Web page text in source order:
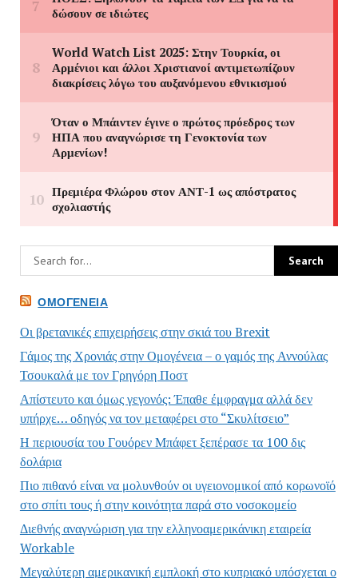
ΟΜΟΓΈΝΕΙΑ
Οι βρετανικές επιχειρήσεις στην σκιά του Brexit
Γάμος της Χρονιάς στην Ομογένεια – ο γαμός της Αννούλας
Τσουκαλά με τον Γρηγόρη Ποστ
Απίστευτο και όμως γεγονός: Έπαθε έμφραγμα αλλά δεν
υπήρχε… οδηγός να τον μεταφέρει στο “Σκυλίτσειο”
Η περιουσία του Γουόρεν Μπάφετ ξεπέρασε τα 100 δις
δολάρια
Πιο πιθανό είναι να μολυνθούν οι υγειονομικοί από κορωνοϊό
στο σπίτι τους ή στην κοινότητα παρά στο νοσοκομείο
Διεθνής αναγνώριση για την ελληνοαμερικάνικη εταιρεία
Workable
Μεγαλύτερη αμερικανική εμπλοκή στο κυπριακό υπόσχεται ο